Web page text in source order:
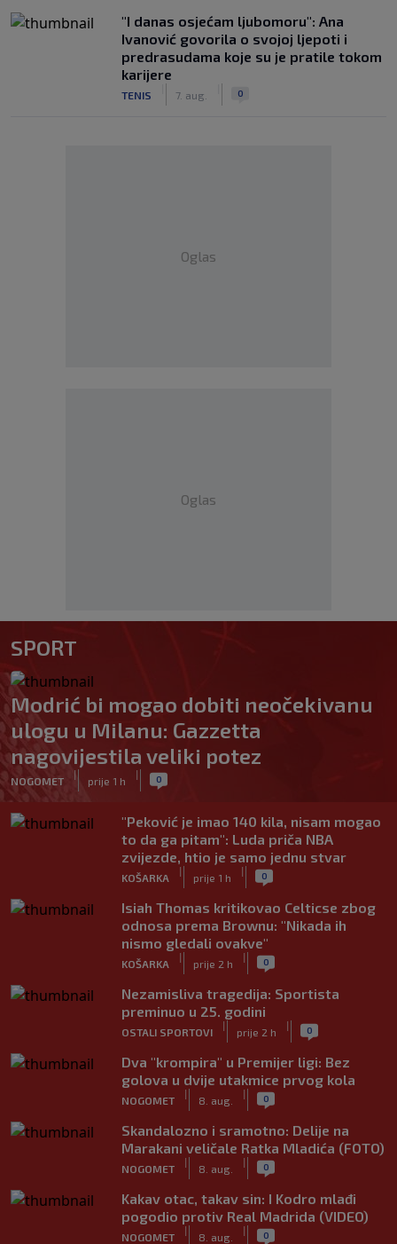
"I danas osjećam ljubomoru": Ana
Ivanović govorila o svojoj ljepoti i
predrasudama koje su je pratile tokom
karijere
TENIS 7. aug. 0
Oglas
Oglas
SPORT
Modrić bi mogao dobiti neočekivanu
ulogu u Milanu: Gazzetta
nagovijestila veliki potez
NOGOMET
|
prije 1 h
| 0
"Peković je imao 140 kila, nisam mogao
to da ga pitam": Luda priča NBA
zvijezde, htio je samo jednu stvar
KOŠARKA
|
prije 1 h
| 0
Isiah Thomas kritikovao Celticse zbog
odnosa prema Brownu: "Nikada ih
nismo gledali ovakve"
KOŠARKA
|
prije 2 h
| 0
Nezamisliva tragedija: Sportista
preminuo u 25. godini
OSTALI SPORTOVI
|
prije 2 h
| 0
Dva "krompira" u Premijer ligi: Bez
golova u dvije utakmice prvog kola
NOGOMET
|
8. aug.
| 0
Skandalozno i sramotno: Delije na
Marakani veličale Ratka Mladića (FOTO)
NOGOMET
|
8. aug.
| 0
Kakav otac, takav sin: I Kodro mlađi
pogodio protiv Real Madrida (VIDEO)
NOGOMET
|
8. aug.
| 0